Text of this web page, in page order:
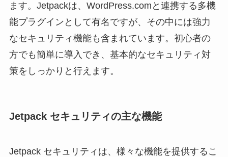
ます。Jetpackは、WordPress.comと連携する多機
能プラグインとして有名ですが、その中には強力
なセキュリティ機能も含まれています。初心者の
方でも簡単に導入でき、基本的なセキュリティ対
策をしっかりと行えます。
Jetpack セキュリティの主な機能
Jetpack セキュリティは、様々な機能を提供するこ